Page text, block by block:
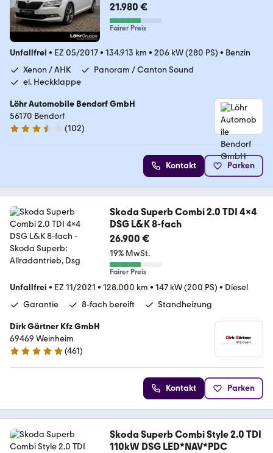
21.980 €
Fairer Preis
Unfallfrei • EZ 05/2017• 134.913 km • 206 kW (280 PS) • Benzin
Xenon / AHK
Panoram / Canton Sound
el. Heckklappe
Löhr Automobile Bendorf GmbH
56170 Bendorf
3.5 Sterne
(102)
Kontakt Parken
Skoda Superb Combi 2.0 TDI 4x4
DSG L&K 8-fach
26.900 €
19% MwSt.
Fairer Preis
Unfallfrei • EZ 11/2021 • 128.000 km • 147 kW (200 PS) • Diesel
Garantie
8-fach bereift Standheizung
Dirk Gärtner Kfz GmbH
69469 Weinheim
4.9 Sterne
(461)
Kontakt Parken
Skoda Superb Combi Style 2.0 TDI
110kW DSG LED*NAV*PDC